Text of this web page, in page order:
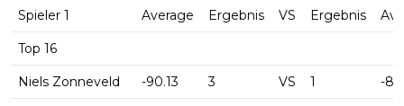
Spieler 1 Average Ergebnis VS Ergebnis
Top 16
Niels Zonneveld -90.13 3 VS 1 -